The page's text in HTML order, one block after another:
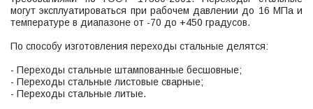
могут эксплуатироваться при рабочем давлении до 16 МПа и
температуре в диапазоне от -70 до +450 градусов.
По способу изготовления переходы стальные делятся:
- Переходы стальные штампованные бесшовные;
- Переходы стальные листовые сварные;
- Переходы стальные литые.